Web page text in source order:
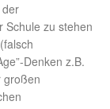
Schule zu stehen
Denken z.B.
großen